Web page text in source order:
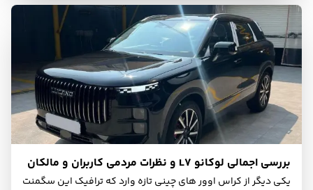
بررسی اجمالی لوکانو L7 و نظرات مردمی کاربران و مالکان
یکی دیگر از کراس اوور های چینی تازه وارد که ترافیک این سگمنت